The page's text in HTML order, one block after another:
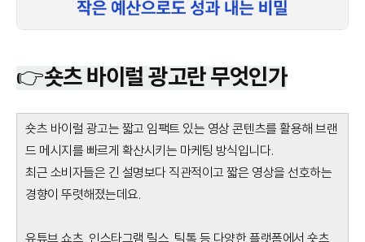
👉숏츠 바이럴 광고란 무엇인가
숏츠 바이럴 광고는 짧고 임팩트 있는 영상 콘텐츠를 활용해 브랜
드 메시지를 빠르게 확산시키는 마케팅 방식입니다.
최근 소비자들은 긴 설명보다 직관적이고 짧은 영상을 선호하는
경향이 뚜렷해졌는데요.
유튜브 쇼츠, 인스타그램 릴스, 틱톡 등 다양한 플랫폼에서 숏츠